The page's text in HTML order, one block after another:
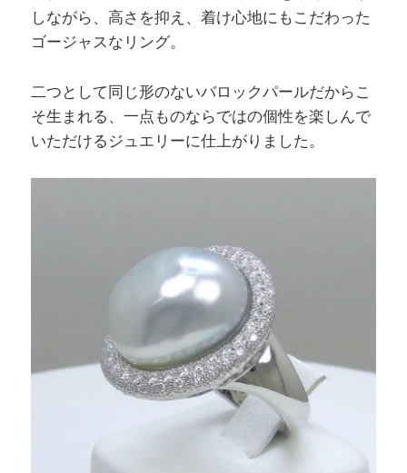
しながら、高さを抑え、着け心地にもこだわった
ゴージャスなリング。
二つとして同じ形のないバロックパールだからこ
そ生まれる、一点ものならではの個性を楽しんで
いただけるジュエリーに仕上がりました。